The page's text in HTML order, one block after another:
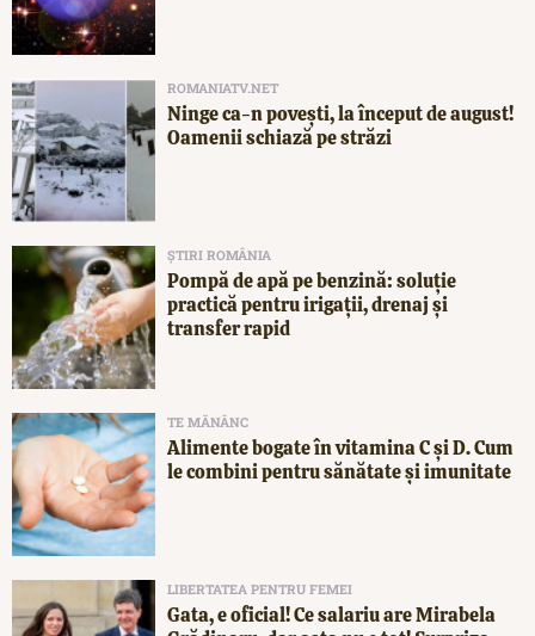
ROMANIATV.NET
Ninge ca-n povești, la început de august!
Oamenii schiază pe străzi
ȘTIRI ROMÂNIA
Pompă de apă pe benzină: soluție
practică pentru irigații, drenaj și
transfer rapid
TE MĂNÂNC
Alimente bogate în vitamina C și D. Cum
le combini pentru sănătate și imunitate
LIBERTATEA PENTRU FEMEI
Gata, e oficial! Ce salariu are Mirabela